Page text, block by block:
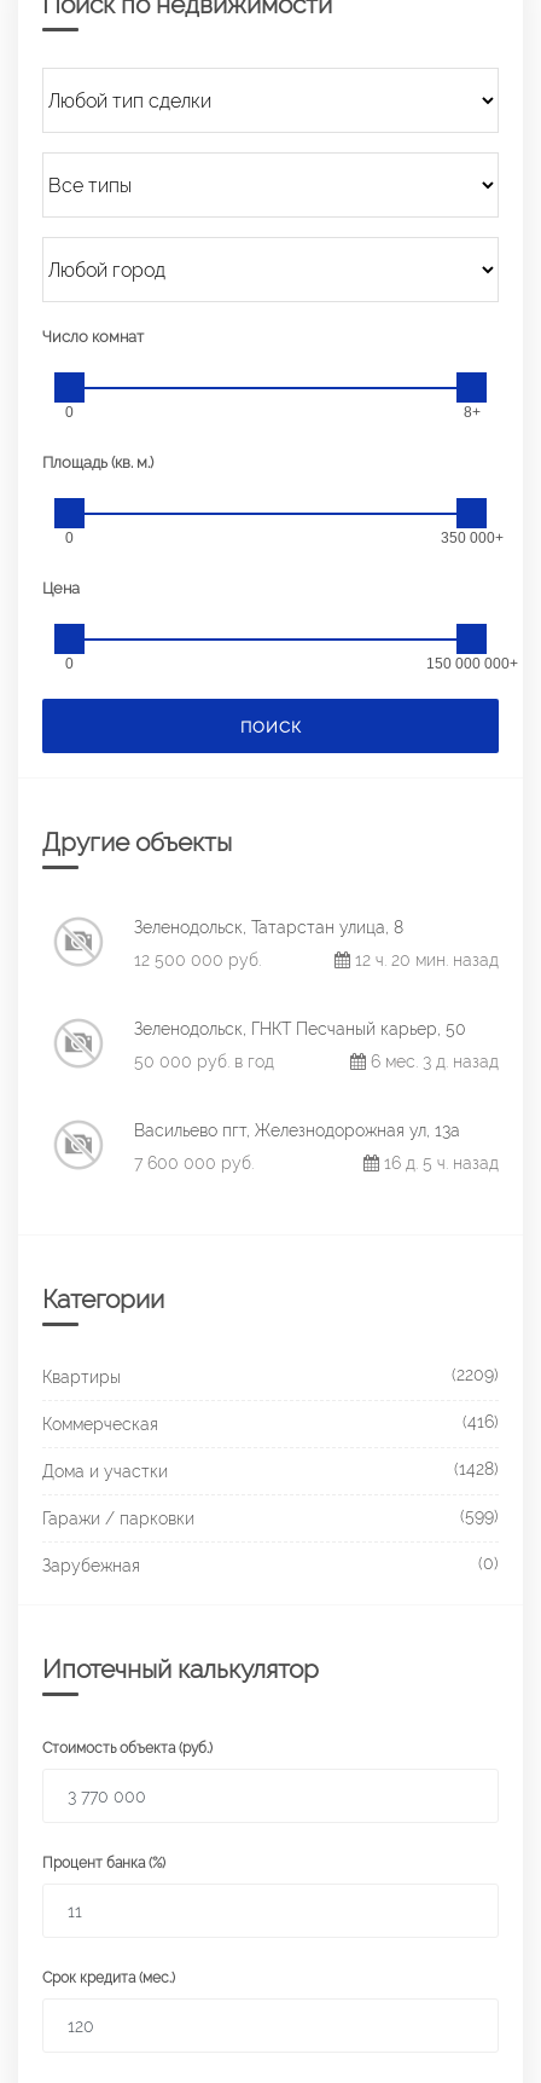
Число комнат
0 8+
Площадь (кв. м.)
0 350 000+
Цена
0 150 000 000+
ПОИСК
Другие объекты
Зеленодольск, Татарстан улица, 8
12 500 000 руб.
12 ч. 20 мин. назад
Зеленодольск, ГНКТ Песчаный карьер, 50
50 000 руб. в год
6 мес. 3 д. назад
Васильево пгт, Железнодорожная ул, 13а
7 600 000 руб.
16 д. 5 ч. назад
Категории
Квартиры (2209)
Коммерческая (416)
Дома и участки (1428)
Гаражи / парковки (599)
Зарубежная (0)
Ипотечный калькулятор
Стоимость объекта (руб.)
Процент банка (%)
Срок кредита (мес.)